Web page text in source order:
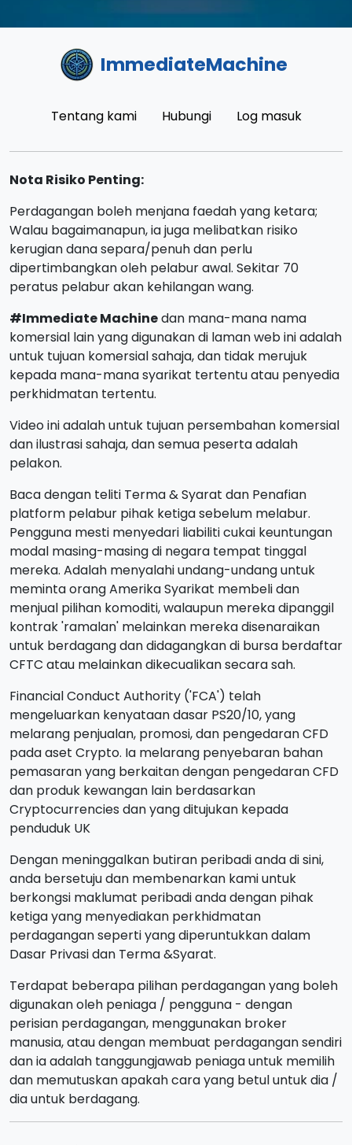
ImmediateMachine
Tentang kami Hubungi Log masuk
Nota Risiko Penting:
Perdagangan boleh menjana faedah yang ketara;
Walau bagaimanapun, ia juga melibatkan risiko
kerugian dana separa/penuh dan perlu
dipertimbangkan oleh pelabur awal. Sekitar 70
peratus pelabur akan kehilangan wang.
#Immediate Machinedan mana-mana nama
komersial lain yang digunakan di laman web ini adalah
untuk tujuan komersial sahaja, dan tidak merujuk
kepada mana-mana syarikat tertentu atau penyedia
perkhidmatan tertentu.
Video ini adalah untuk tujuan persembahan komersial
dan ilustrasi sahaja, dan semua peserta adalah
pelakon.
Baca dengan teliti Terma & Syarat dan Penafian
platform pelabur pihak ketiga sebelum melabur.
Pengguna mesti menyedari liabiliti cukai keuntungan
modal masing-masing di negara tempat tinggal
mereka. Adalah menyalahi undang-undang untuk
meminta orang Amerika Syarikat membeli dan
menjual pilihan komoditi, walaupun mereka dipanggil
kontrak 'ramalan' melainkan mereka disenaraikan
untuk berdagang dan didagangkan di bursa berdaftar
CFTC atau melainkan dikecualikan secara sah.
Financial Conduct Authority ('FCA') telah
mengeluarkan kenyataan dasar PS20/10, yang
melarang penjualan, promosi, dan pengedaran CFD
pada aset Crypto. Ia melarang penyebaran bahan
pemasaran yang berkaitan dengan pengedaran CFD
dan produk kewangan lain berdasarkan
Cryptocurrencies dan yang ditujukan kepada
penduduk UK
Dengan meninggalkan butiran peribadi anda di sini,
anda bersetuju dan membenarkan kami untuk
berkongsi maklumat peribadi anda dengan pihak
ketiga yang menyediakan perkhidmatan
perdagangan seperti yang diperuntukkan dalam
Dasar Privasi dan Terma &Syarat.
Terdapat beberapa pilihan perdagangan yang boleh
digunakan oleh peniaga / pengguna - dengan
perisian perdagangan, menggunakan broker
manusia, atau dengan membuat perdagangan sendiri
dan ia adalah tanggungjawab peniaga untuk memilih
dan memutuskan apakah cara yang betul untuk dia /
dia untuk berdagang.